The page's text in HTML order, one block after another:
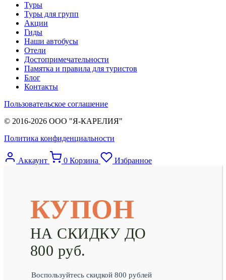
Туры
Туры для групп
Акции
Гиды
Наши автобусы
Отели
Достопримечательности
Памятка и правила для туристов
Блог
Контакты
Пользовательское соглашение
© 2016-2026 ООО "Я-КАРЕЛИЯ"
Политика конфиденциальности
Аккаунт 0 Корзина Избранное
КУПОН
НА СКИДКУ ДО
800 руб.
Воспользуйтесь скидкой 800 рублей